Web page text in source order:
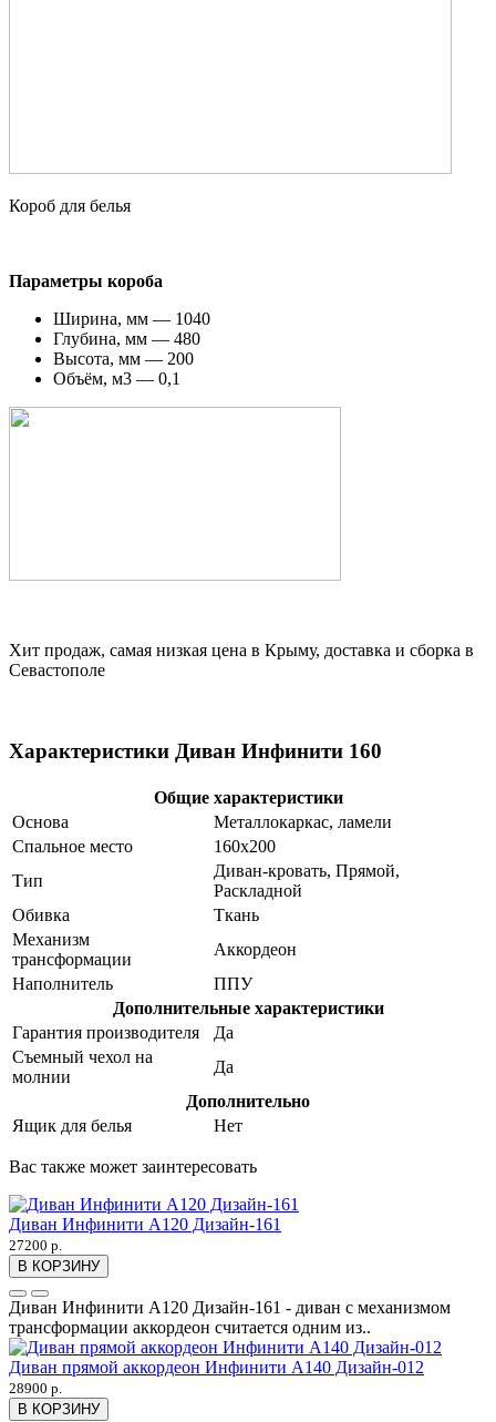
Короб для белья
Параметры короба
Ширина, мм — 1040
Глубина, мм — 480
Высота, мм — 200
Объём, м3 — 0,1
Хит продаж, самая низкая цена в Крыму, доставка и сборка в
Севастополе
Характеристики Диван Инфинити 160
Общие характеристики
Основа
Металлокаркас, ламели
Спальное место
160х200
Тип
Диван-кровать, Прямой,
Раскладной
Обивка
Ткань
Механизм
трансформации
Аккордеон
Наполнитель
ППУ
Дополнительные характеристики
Гарантия производителя
Да
Съемный чехол на
молнии
Да
Дополнительно
Ящик для белья
Нет
Вас также может заинтересовать
Диван Инфинити А120 Дизайн-161
27200 р.
В КОРЗИНУ
Диван Инфинити А120 Дизайн-161 - диван с механизмом
трансформации аккордеон считается одним из..
Диван прямой аккордеон Инфинити А140 Дизайн-012
28900 р.
В КОРЗИНУ